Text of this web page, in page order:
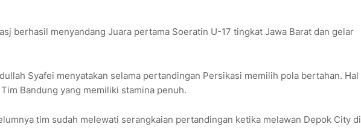
berhasil menyandang Juara pertama Soeratin U-17 tingkat Jawa Barat dan gelar
Syafei menyatakan selama pertandingan Persikasi memilih pola bertahan. Hal
Bandung yang memiliki stamina penuh.
tim sudah melewati serangkaian pertandingan ketika melawan Depok City di